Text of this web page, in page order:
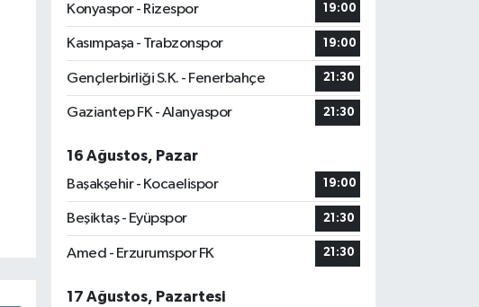
Konyaspor - Rizespor
19:00
Kasımpaşa - Trabzonspor 19:00
Gençlerbirliği S.K. - Fenerbahçe 21:30
Gaziantep FK - Alanyaspor 21:30
16 Ağustos, Pazar
Başakşehir - Kocaelispor
19:00
Beşiktaş - Eyüpspor 21:30
Amed - Erzurumspor FK 21:30
17 Ağustos, Pazartesi